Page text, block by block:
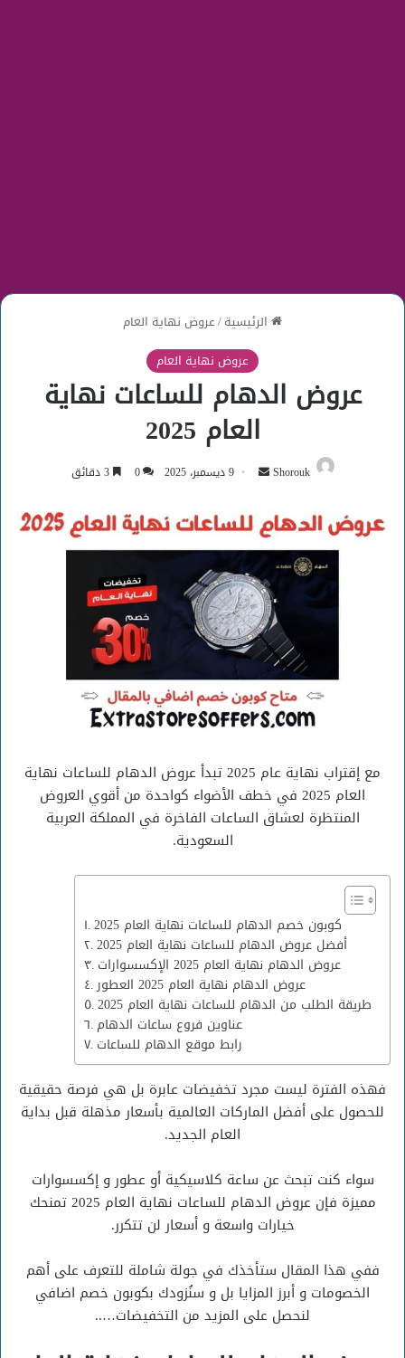
الرئيسية/عروض نهاية العام
عروض نهاية العام
عروض الدهام للساعات نهاية
العام 2025
Shorouk
أرسل
إلكترونيا
9 ديسمبر، 2025 0 3 دقائق
مع إقتراب نهاية عام 2025 تبدأ عروض الدهام للساعات نهاية
العام 2025 في خطف الأضواء كواحدة من أقوي العروض
المنتظرة لعشاق الساعات الفاخرة في المملكة العربية
السعودية.
كوبون خصم الدهام للساعات نهاية العام 2025
أفضل عروض الدهام للساعات نهاية العام 2025
عروض الدهام نهاية العام 2025 الإكسسوارات
عروض الدهام نهاية العام 2025 العطور
طريقة الطلب من الدهام للساعات نهاية العام 2025
عناوين فروع ساعات الدهام
رابط موقع الدهام للساعات
فهذه الفترة ليست مجرد تخفيضات عابرة بل هي فرصة حقيقية
للحصول على أفضل الماركات العالمية بأسعار مذهلة قبل بداية
العام الجديد.
سواء كنت تبحث عن ساعة كلاسيكية أو عطور و إكسسوارات
مميزة فإن عروض الدهام للساعات نهاية العام 2025 تمنحك
خيارات واسعة و أسعار لن تتكرر.
ففي هذا المقال ستأخذك في جولة شاملة للتعرف على أهم
الخصومات و أبرز المزايا بل و سنُزودك بكوبون خصم اضافي
لنحصل على المزيد من التخفيضات…..